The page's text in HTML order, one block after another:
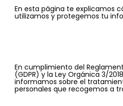
En esta página te explicamos
utilizamos y protegemos tu
En cumplimiento del
(GDPR) y la Ley Orgánica 3/
informamos sobre el
personales que recogemos a